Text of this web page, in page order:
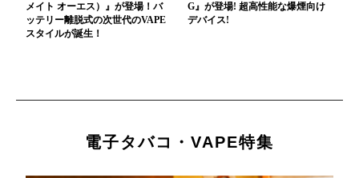
メイト オーエス）』が登場！バ
ッテリー離脱式の次世代のVAPE
スタイルが誕生！
G』が登場! 超高性能な爆煙向け
デバイス!
電子タバコ・VAPE特集